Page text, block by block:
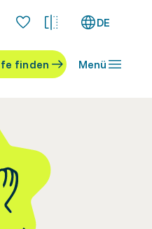
DE
finden Menü